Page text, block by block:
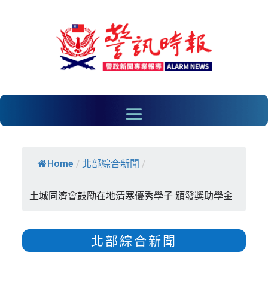
Home / 北部綜合新聞 /
土城同濟會鼓勵在地清寒優秀學子 頒發獎助學金
北部綜合新聞